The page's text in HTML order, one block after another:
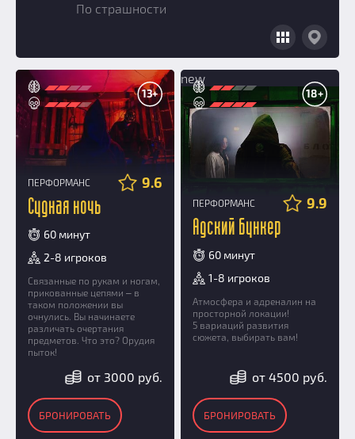
Добавить квест
По страшности
13+
ПЕРФОРМАНС 9.6
Судная ночь
60 минут
2-8 игроков
Связанные по рукам и ногам,
прикованные цепями ‒ в
таком положении вы
очнулись. Вы начинаете
различать очертания
предметов. Что это? Орудия
пыток!
от 3000 руб.
БРОНИРОВАТЬ
18+
new
ПЕРФОРМАНС 9.9
Адский бункер
60 минут
1-8 игроков
Атмосфера и адреналин на
просторной локации!
5 вариаций развития
сюжета, выбирать вам!
от 4500 руб.
БРОНИРОВАТЬ